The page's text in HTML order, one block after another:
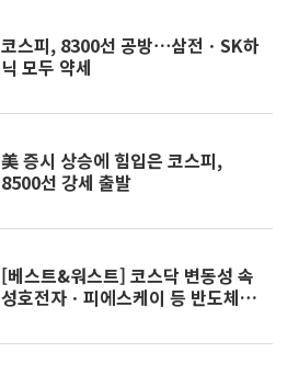
코스피, 8300선 공방⋯삼전ㆍSK하
닉 모두 약세
美 증시 상승에 힘입은 코스피,
8500선 강세 출발
[베스트&워스트] 코스닥 변동성 속
성호전자ㆍ피에스케이 등 반도체주